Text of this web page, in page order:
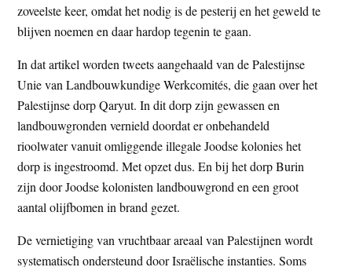
zoveelste keer, omdat het nodig is de pesterij en het geweld te
blijven noemen en daar hardop tegenin te gaan.
In dat artikel worden tweets aangehaald van de Palestijnse
Unie van Landbouwkundige Werkcomités, die gaan over het
Palestijnse dorp Qaryut. In dit dorp zijn gewassen en
landbouwgronden vernield doordat er onbehandeld
rioolwater vanuit omliggende illegale Joodse kolonies het
dorp is ingestroomd. Met opzet dus. En bij het dorp Burin
zijn door Joodse kolonisten landbouwgrond en een groot
aantal olijfbomen in brand gezet.
De vernietiging van vruchtbaar areaal van Palestijnen wordt
systematisch ondersteund door Israëlische instanties. Soms